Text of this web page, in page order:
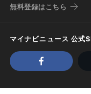
無料登録はこちら
マイナビニュース 公式